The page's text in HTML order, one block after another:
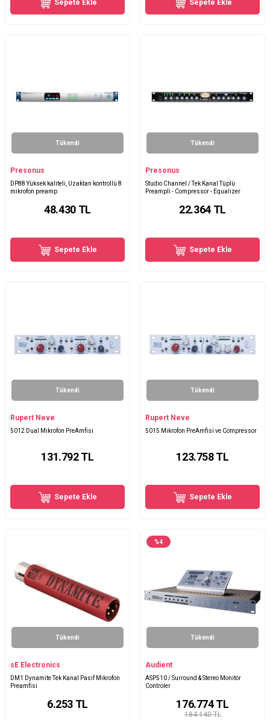
Sepete Ekle Sepete Ekle
Tükendi
Presonus
DP88 Yüksek kaliteli, Uzaktan kontrollü 8
mikrofon preamp
48.430TL
Sepete Ekle
Tükendi
Presonus
Studio Channel / Tek Kanal Tüplü
Preampli - Compressor - Equalizer
22.364TL
Sepete Ekle
Tükendi
Rupert Neve
5012 Dual Mikrofon PreAmfisi
131.792TL
Sepete Ekle
Tükendi
Rupert Neve
5015 Mikrofon PreAmfisi ve Compressor
123.758TL
Sepete Ekle
Tükendi
sE Electronics
DM1 Dynamite Tek Kanal Pasif Mikrofon
Preamfisi
6.253 TL
%4
Tükendi
Audient
ASP510 / Surround & Stereo Monitör
Controler
184.140 TL
176.774TL